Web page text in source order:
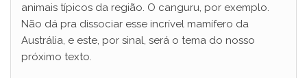
animais típicos da região. O canguru, por exemplo.
Não dá pra dissociar esse incrível mamífero da
Austrália, e este, por sinal, será o tema do nosso
próximo texto.